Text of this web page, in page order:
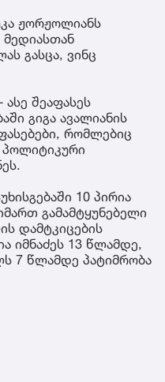
ჟორჟოლიანს
გასცა, ვინც
შეაფასეს
გიგა ავალიანის
რომლებიც
10 პირია
გამამტყუნებელი
დამტკიცების
იმნაძეს 13 წლამდე,
7 წლამდე პატიმრობა